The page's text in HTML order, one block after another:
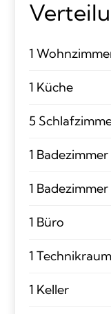
1
1 Küche
5
1
1
1 Büro
1 Technikraum
1 Keller